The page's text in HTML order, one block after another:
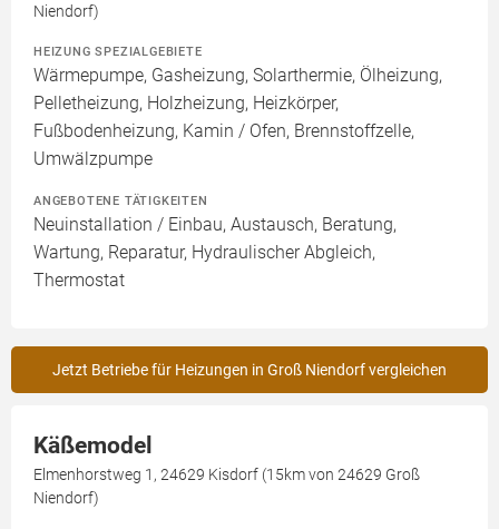
Niendorf)
HEIZUNG SPEZIALGEBIETE
Wärmepumpe, Gasheizung, Solarthermie, Ölheizung,
Pelletheizung, Holzheizung, Heizkörper,
Fußbodenheizung, Kamin / Ofen, Brennstoffzelle,
Umwälzpumpe
ANGEBOTENE TÄTIGKEITEN
Neuinstallation / Einbau, Austausch, Beratung,
Wartung, Reparatur, Hydraulischer Abgleich,
Thermostat
Jetzt Betriebe für Heizungen in Groß Niendorf vergleichen
Käßemodel
Elmenhorstweg 1, 24629 Kisdorf (15km von 24629 Groß
Niendorf)